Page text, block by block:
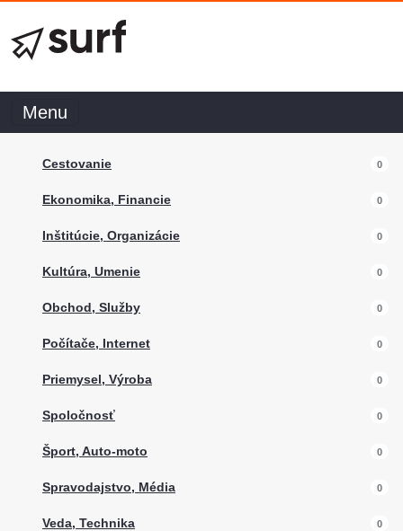
Menu
Cestovanie 0
Ekonomika, Financie 0
Inštitúcie, Organizácie 0
Kultúra, Umenie 0
Obchod, Služby 0
Počítače, Internet 0
Priemysel, Výroba 0
Spoločnosť 0
Šport, Auto-moto 0
Spravodajstvo, Média 0
Veda, Technika 0